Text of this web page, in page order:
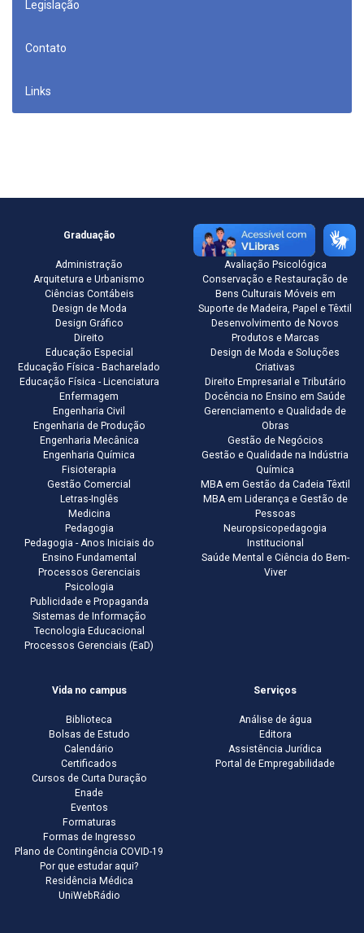
Legislação
Contato
Links
Graduação
Administração
Arquitetura e Urbanismo
Ciências Contábeis
Design de Moda
Design Gráfico
Direito
Educação Especial
Educação Física - Bacharelado
Educação Física - Licenciatura
Enfermagem
Engenharia Civil
Engenharia de Produção
Engenharia Mecânica
Engenharia Química
Fisioterapia
Gestão Comercial
Letras-Inglês
Medicina
Pedagogia
Pedagogia - Anos Iniciais do
Ensino Fundamental
Processos Gerenciais
Psicologia
Publicidade e Propaganda
Sistemas de Informação
Tecnologia Educacional
Processos Gerenciais (EaD)
Pós-graduação
Avaliação Psicológica
Conservação e Restauração de
Bens Culturais Móveis em
Suporte de Madeira, Papel e Têxtil
Desenvolvimento de Novos
Produtos e Marcas
Design de Moda e Soluções
Criativas
Direito Empresarial e Tributário
Docência no Ensino em Saúde
Gerenciamento e Qualidade de
Obras
Gestão de Negócios
Gestão e Qualidade na Indústria
Química
MBA em Gestão da Cadeia Têxtil
MBA em Liderança e Gestão de
Pessoas
Neuropsicopedagogia
Institucional
Saúde Mental e Ciência do Bem-
Viver
Vida no campus
Biblioteca
Bolsas de Estudo
Calendário
Certificados
Cursos de Curta Duração
Enade
Eventos
Formaturas
Formas de Ingresso
Plano de Contingência COVID-19
Por que estudar aqui?
Residência Médica
UniWebRádio
Serviços
Análise de água
Editora
Assistência Jurídica
Portal de Empregabilidade